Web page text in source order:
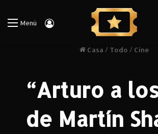
Menú Iniciar Sesión
Casa / Todo / Cine
“Arturo a
de Martín